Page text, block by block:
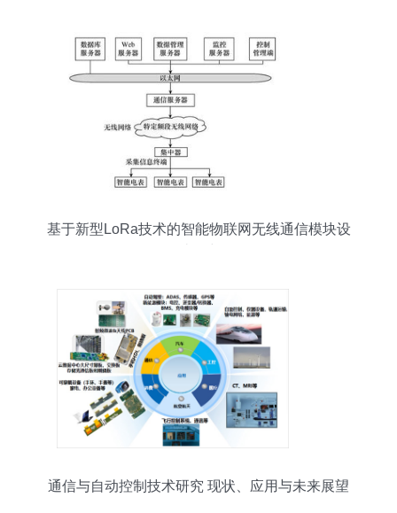
基于新型LoRa技术的智能物联网无线通信模块设
通信与自动控制技术研究 现状、应用与未来展望